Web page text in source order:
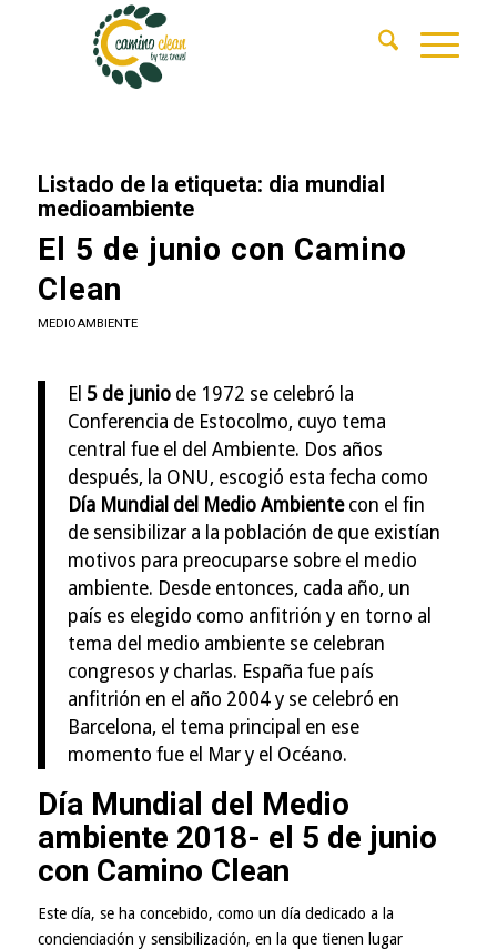
Listado de la etiqueta: dia mundial
medioambiente
El 5 de junio con Camino
Clean
MEDIOAMBIENTE
El 5 de juniode 1972 se celebró la
Conferencia de Estocolmo, cuyo tema
central fue el del Ambiente. Dos años
después, la ONU, escogió esta fecha como
Día Mundial del Medio Ambientecon el fin
de sensibilizar a la población de que existían
motivos para preocuparse sobre el medio
ambiente. Desde entonces, cada año, un
país es elegido como anfitrión y en torno al
tema del medio ambiente se celebran
congresos y charlas. España fue país
anfitrión en el año 2004 y se celebró en
Barcelona, el tema principal en ese
momento fue el Mar y el Océano.
Día Mundial del Medio
ambiente 2018- el 5 de junio
con Camino Clean
Este día, se ha concebido, como un día dedicado a la
concienciación y sensibilización, en la que tienen lugar